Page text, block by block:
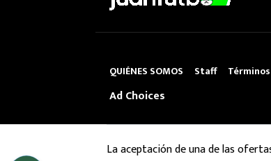
QUIÉNES SOMOS Staff
Ad Choices
La aceptación de una de las